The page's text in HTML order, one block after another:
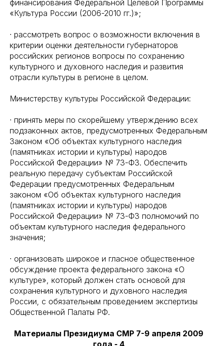
финансирования Федеральной Целевой Программы
«Культура России (2006-2010 гг.)»;
· рассмотреть вопрос о возможности включения в
критерии оценки деятельности губернаторов
российских регионов вопросы по сохранению
культурного и духовного наследия и развития
отрасли культуры в регионе в целом.
Министерству культуры Российской Федерации:
· принять меры по скорейшему утверждению всех
подзаконных актов, предусмотренных Федеральным
Законом «Об объектах культурного наследия
(памятниках истории и культуры) народов
Российской Федерации» № 73-ФЗ. Обеспечить
реальную передачу субъектам Российской
Федерации предусмотренных Федеральным
законом «Об объектах культурного наследия
(памятниках истории и культуры) народов
Российской Федерации» № 73-ФЗ полномочий по
объектам культурного наследия федерального
значения;
· организовать широкое и гласное общественное
обсуждение проекта федерального закона «О
культуре», который должен стать основой для
сохранения культурного и духовного наследия
России, с обязательным проведением экспертизы
Общественной Палаты РФ.
Материалы Президиума СМР 7-9 апреля 2009
года - 4